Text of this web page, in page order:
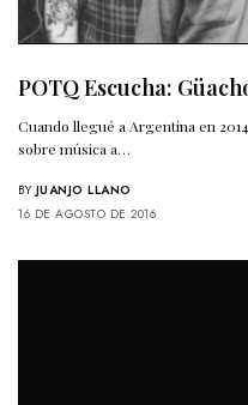
POTQ Escucha:
Cuando llegué a Argentina en
sobre música a…
BY JUANJO LLANO
16 DE AGOSTO DE 2016